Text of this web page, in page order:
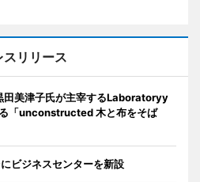
スリリース
田美津子氏が主宰するLaboratoryy
「unconstructed 木と布をそば
ビジネスセンターを新設